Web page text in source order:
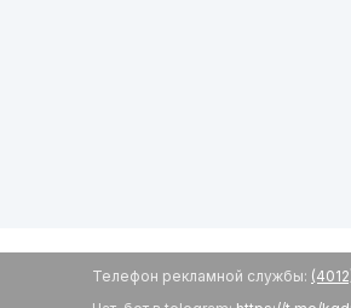
Телефон рекламной службы: